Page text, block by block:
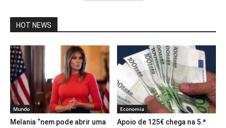
HOT NEWS
Mundo
Melania “nem pode abrir uma
Economia
Apoio de 125€ chega na 5.ª